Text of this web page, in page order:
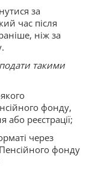
за
час після
ніж за
такими
фонду,
реєстрації;
через
фонду